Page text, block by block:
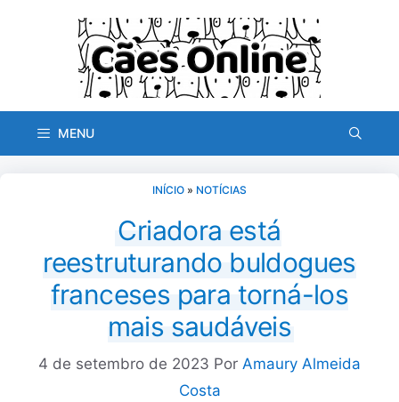
MENU
INÍCIO » NOTÍCIAS
Criadora está
reestruturando buldogues
franceses para torná-los
mais saudáveis
4 de setembro de 2023 Por Amaury Almeida
Costa